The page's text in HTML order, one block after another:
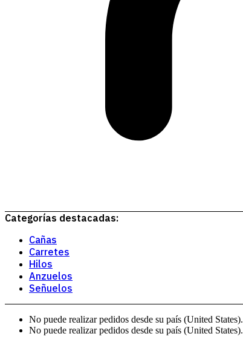
Categorías destacadas:
Cañas
Carretes
Hilos
Anzuelos
Señuelos
No puede realizar pedidos desde su país (United States).
No puede realizar pedidos desde su país (United States).